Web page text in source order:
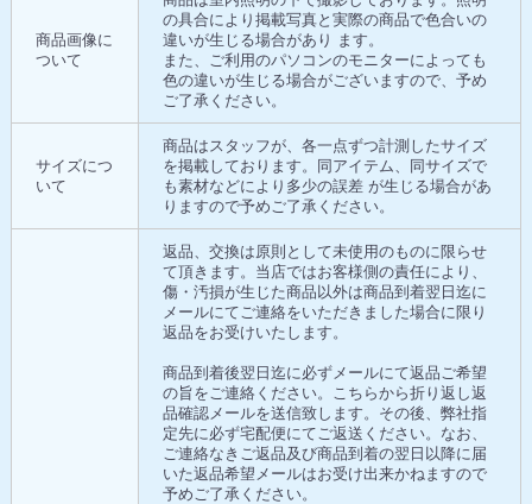
商品画像に
ついて
の具合により掲載写真と実際の商品で色合いの
違いが生じる場合があり ます。
また、ご利用のパソコンのモニターによっても
色の違いが生じる場合がございますので、予め
ご了承ください。
サイズにつ
いて
商品はスタッフが、各一点ずつ計測したサイズ
を掲載しております。同アイテム、同サイズで
も素材などにより多少の誤差 が生じる場合があ
りますので予めご了承ください。
返品、交換は原則として未使用のものに限らせ
て頂きます。当店ではお客様側の責任により、
傷・汚損が生じた商品以外は商品到着翌日迄に
メールにてご連絡をいただきました場合に限り
返品をお受けいたします。
商品到着後翌日迄に必ずメールにて返品ご希望
の旨をご連絡ください。こちらから折り返し返
品確認メールを送信致します。その後、弊社指
定先に必ず宅配便にてご返送ください。なお、
ご連絡なきご返品及び商品到着の翌日以降に届
いた返品希望メールはお受け出来かねますので
予めご了承ください。